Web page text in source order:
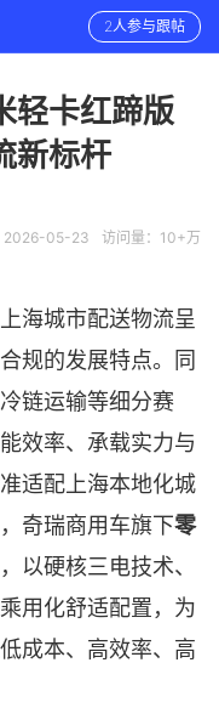
2人参与跟帖
轻卡红蹄版
新标杆
访问量：10+万
2026-05-23
海城市配送物流呈
规的发展特点。同
链运输等细分赛
效率、承载实力与
适配上海本地化城
奇瑞商用车旗下零
以硬核三电技术、
用化舒适配置，为
成本、高效率、高